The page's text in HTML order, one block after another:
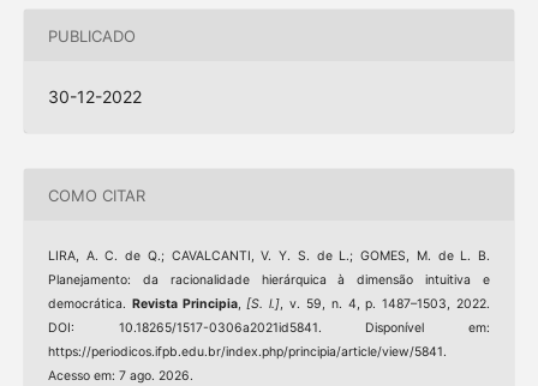
PUBLICADO
30-12-2022
COMO CITAR
LIRA, A. C. de Q.; CAVALCANTI, V. Y. S. de L.; GOMES, M. de L. B.
Planejamento: da racionalidade hierárquica à dimensão intuitiva e
democrática. Revista Principia,[S. l.], v. 59, n. 4, p. 1487–1503, 2022.
DOI: 10.18265/1517-0306a2021id5841. Disponível em:
https://periodicos.ifpb.edu.br/index.php/principia/article/view/5841.
Acesso em: 7 ago. 2026.